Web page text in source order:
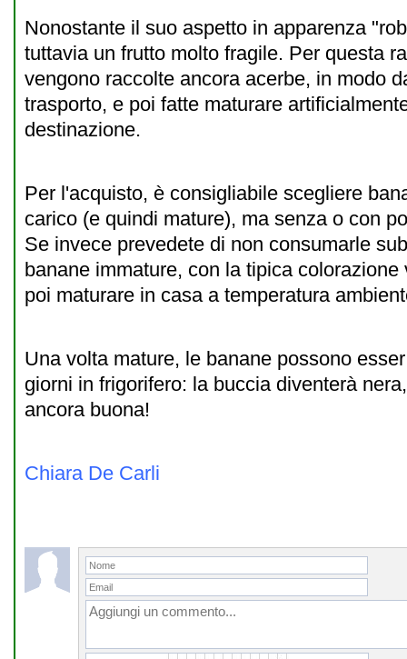
Nonostante il suo aspetto in apparenza
tuttavia un frutto molto fragile. Per questa
vengono raccolte ancora acerbe, in modo
trasporto, e poi fatte maturare
destinazione.
Per l'acquisto, è consigliabile scegliere
carico (e quindi mature), ma senza o con
Se invece prevedete di non consumarle
banane immature, con la tipica
poi maturare in casa a temperatura
Una volta mature, le banane possono
giorni in frigorifero: la buccia diventerà
ancora buona!
Chiara De Carli